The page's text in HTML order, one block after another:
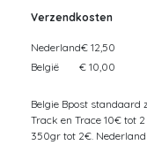
Verzendkosten
Nederland€ 12,50
België
€ 10,00
Belgie Bpost standaard
Track en Trace 10€ tot
350gr tot 2€.